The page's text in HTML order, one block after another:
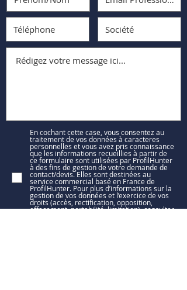
En cochant cette case, vous consentez au
traitement de vos données à caracteres
personnelles et vous avez pris connaissance
que les informations recueillies à partir de
ce formulaire sont utilisées par ProfilHunter
à des fins de gestion de votre demande de
contact/devis. Elles sont destinées au
service commercial basé en France de
ProfilHunter. Pour plus d’informations sur la
gestion de vos données et l’exercice de vos
droits (accès, rectification, opposition,
effacement, portabilité, limitation), consulter